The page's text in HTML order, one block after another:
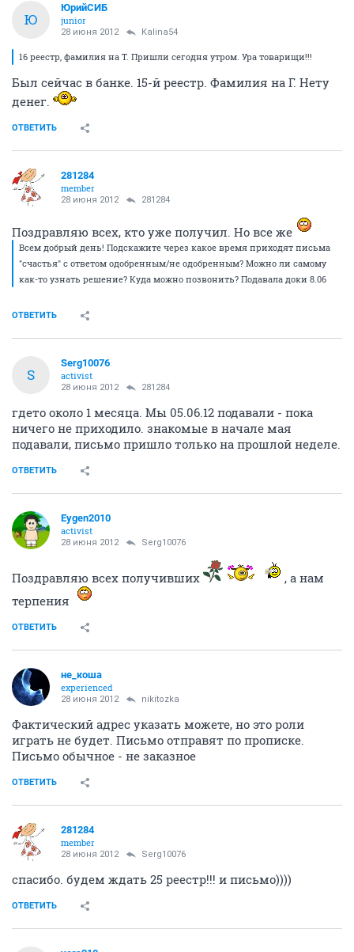
Ю
ЮрийСИБ
junior
28 июня 2012 Kalina54
16 реестр, фамилия на Т. Пришли сегодня утром. Ура товарищи!!!
Был сейчас в банке. 15-й реестр. Фамилия на Г. Нету
денег.
ОТВЕТИТЬ
281284
member
28 июня 2012 281284
Поздравляю всех, кто уже получил. Но все же
Всем добрый день! Подскажите через какое время приходят письма
"счастья" с ответом одобренным/не одобренным? Можно ли самому
как-то узнать решение? Куда можно позвонить? Подавала доки 8.06
ОТВЕТИТЬ
S
Serg10076
activist
28 июня 2012 281284
гдето около 1 месяца. Мы 05.06.12 подавали - пока
ничего не приходило. знакомые в начале мая
подавали, письмо пришло только на прошлой неделе.
ОТВЕТИТЬ
Eygen2010
activist
28 июня 2012 Serg10076
Поздравляю всех получивших
, а нам
терпения
ОТВЕТИТЬ
не_коша
experienced
28 июня 2012 nikitozka
Фактический адрес указать можете, но это роли
играть не будет. Письмо отправят по прописке.
Письмо обычное - не заказное
ОТВЕТИТЬ
281284
member
28 июня 2012 Serg10076
спасибо. будем ждать 25 реестр!!! и письмо))))
ОТВЕТИТЬ